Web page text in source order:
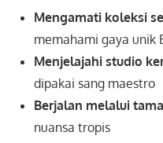
Mengamati koleksi
memahami gaya unik
Menjelajahi studio
dipakai sang maestro
Berjalan melalui
nuansa tropis